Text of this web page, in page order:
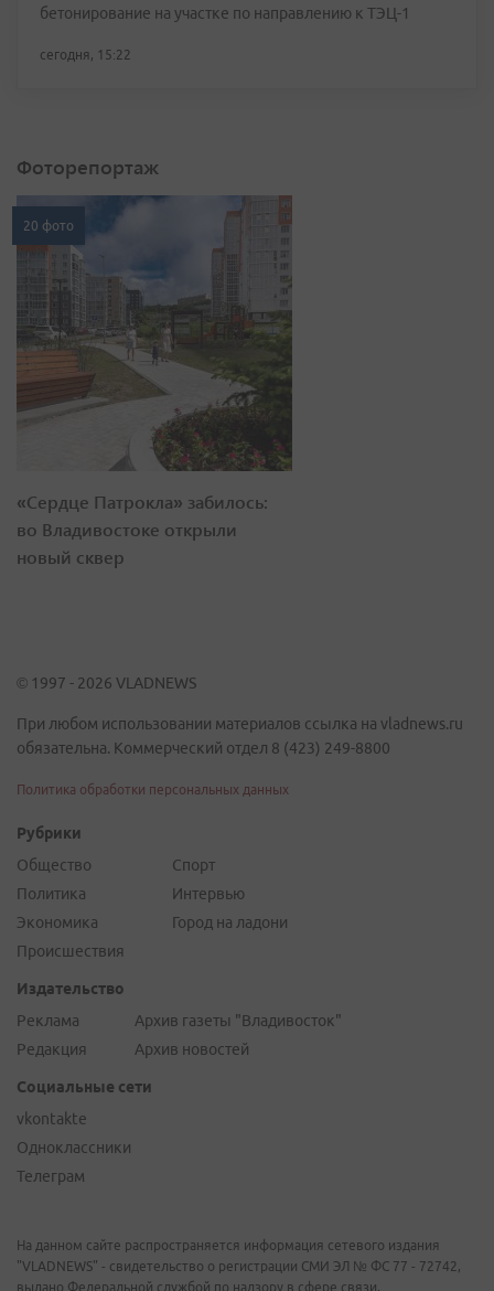
бетонирование на участке по направлению к ТЭЦ-1
сегодня, 15:22
Фоторепортаж
20 фото
«Сердце Патрокла» забилось:
во Владивостоке открыли
новый сквер
© 1997 - 2026 VLADNEWS
При любом использовании материалов ссылка на vladnews.ru
обязательна. Коммерческий отдел 8 (423) 249-8800
Политика обработки персональных данных
Рубрики
Общество
Политика
Экономика
Происшествия
Спорт
Интервью
Город на ладони
Издательство
Реклама
Редакция
Архив газеты "Владивосток"
Архив новостей
Социальные сети
vkontakte
Одноклассники
Телеграм
На данном сайте распространяется информация сетевого издания
"VLADNEWS" - свидетельство о регистрации СМИ ЭЛ № ФС 77 - 72742,
выдано Федеральной службой по надзору в сфере связи,